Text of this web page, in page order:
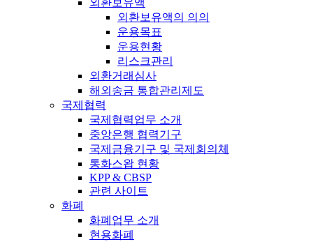
외환보유액
외환보유액의 의의
운용목표
운용현황
리스크관리
외환거래심사
해외송금 통합관리제도
국제협력
국제협력업무 소개
중앙은행 협력기구
국제금융기구 및 국제회의체
통화스왑 현황
KPP & CBSP
관련 사이트
화폐
화폐업무 소개
현용화폐